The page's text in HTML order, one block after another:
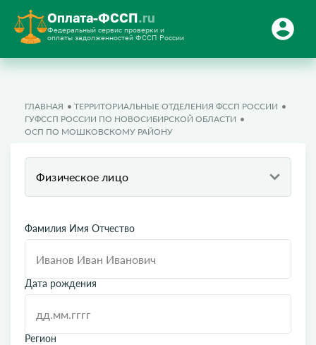
Оплата-ФССП.ru
Федеральный сервис проверки и
оплаты задолженностей ФССП России
ГЛАВНАЯ
ТЕРРИТОРИАЛЬНЫЕ ОТДЕЛЕНИЯ ФССП РОССИИ
ГУФССП РОССИИ ПО НОВОСИБИРСКОЙ ОБЛАСТИ
ОСП ПО МОШКОВСКОМУ РАЙОНУ
Физическое лицо
Фамилия Имя Отчество
Дата рождения
Регион